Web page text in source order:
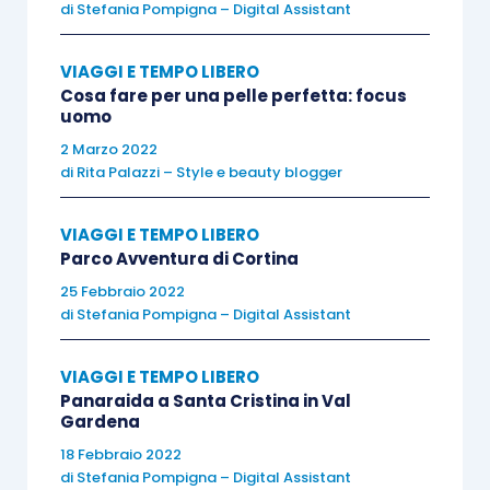
silenzioso, fatto di presenza e di musiche
ascoltate insieme. Tra queste, le canzoni e il tip
tap di Gene Kelly, l’unico in grado di indurre sulle
palpebre di Inés quello che sembra un accenno di
vitalità. La speranza, sempre più labile, di trovare
una cura in grado di svegliarla, un giorno viene
inaspettatamente riaccesa da Malaguti, uomo
equivoco e affascinante che propone a Gonzalo
di lavorare per lui, o meglio per la sua anziana
padrona. In cambio della promessa di ricoverare
la vecchia occupazione per passare alle
dipendenze della Signorina Marisòl. Capostipite
di una potente famiglia, la donna vive in una
grande villa in collina, senza mai uscire dalla sua
di Stefania Pompigna – Digital Assistant
VIAGGI E TEMPO LIBERO
Cosa fare per una pelle perfetta: focus
uomo
2 Marzo 2022
di Rita Palazzi – Style e beauty blogger
VIAGGI E TEMPO LIBERO
Parco Avventura di Cortina
25 Febbraio 2022
di Stefania Pompigna – Digital Assistant
VIAGGI E TEMPO LIBERO
Panaraida a Santa Cristina in Val
Gardena
18 Febbraio 2022
di Stefania Pompigna – Digital Assistant